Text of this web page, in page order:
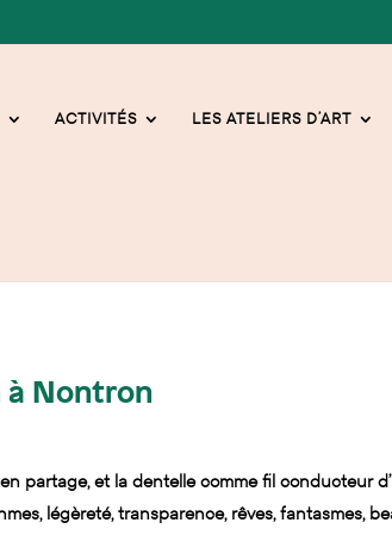
ACTIVITÉS LES ATELIERS D’ART
Nontron
partage, et la dentelle comme fil conducteur
légèreté, transparence, rêves, fantasmes,